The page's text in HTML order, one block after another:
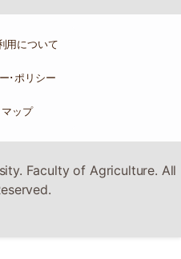
用について
･ポリシー
ップ
Faculty of Agriculture. All